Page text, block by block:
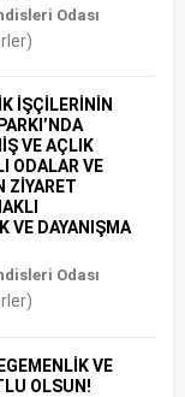
Odası
İŞÇİLERİNİN
VE AÇLIK
ODALAR VE
ZİYARET
VE DAYANIŞMA
Odası
VE
OLSUN!